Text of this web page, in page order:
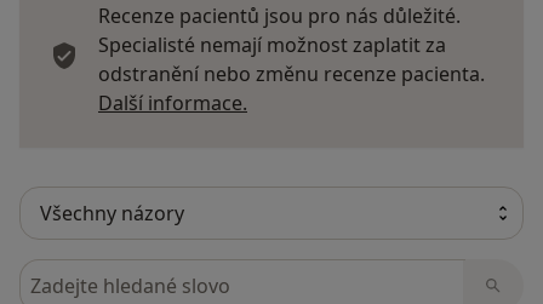
Recenze pacientů jsou pro nás důležité.
Specialisté nemají možnost zaplatit za
odstranění nebo změnu recenze pacienta.
Další informace.
Hledejte v názorech